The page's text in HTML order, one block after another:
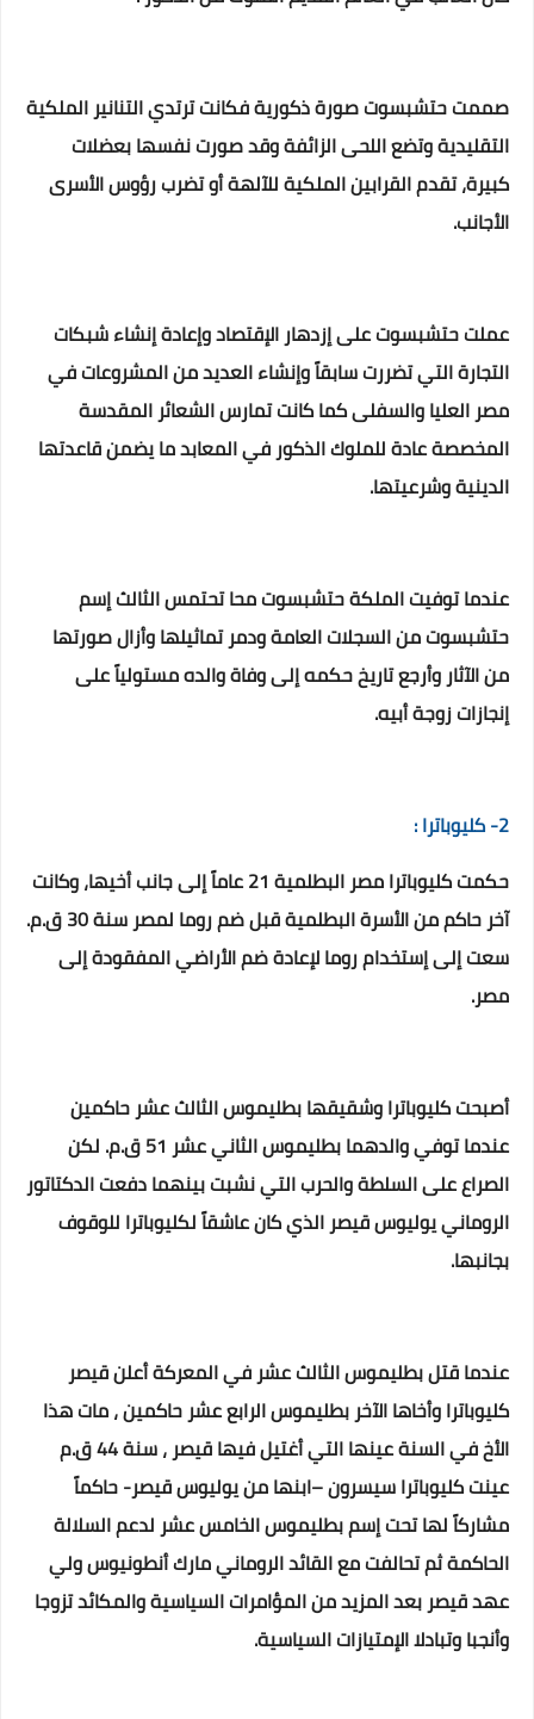
صممت حتشبسوت صورة ذكورية فكانت ترتدي التنانير الملكية
التقليدية وتضع اللحى الزائفة وقد صورت نفسها بعضلات
كبيرة، تقدم القرابين الملكية للآلهة أو تضرب رؤوس الأسرى
الأجانب.
عملت حتشبسوت على إزدهار الإقتصاد وإعادة إنشاء شبكات
التجارة التي تضررت سابقاً وإنشاء العديد من المشروعات في
مصر العليا والسفلى كماكانت تمارس الشعائر المقدسة
المخصصة عادة للملوك الذكور في المعابد ما يضمن قاعدتها
الدينية وشرعيتها.
عندما توفيت الملكة حتشبسوت محا تحتمس الثالث إسم
حتشبسوت من السجلات العامة ودمر تماثيلها وأزال صورتها
من الآثار وأرجع تاريخ حكمه إلى وفاة والده مستولياً على
إنجازات زوجة أبيه.
2- كليوباترا :
حكمت كليوباترا مصر البطلمية 21 عاماً إلى جانب أخيها، وكانت
آخر حاكم من الأسرة البطلمية قبل ضم روما لمصر سنة 30 ق.م.
سعت إلى إستخدام روما لإعادة ضم الأراضي المفقودة إلى
مصر.
أصبحت كليوباترا وشقيقها بطليموس الثالث عشر حاكمين
عندما توفي والدهما بطليموس الثاني عشر 51 ق.م. لكن
الصراع على السلطة والحرب التي نشبت بينهما دفعت الدكتاتور
الروماني يوليوس قيصر الذي كان عاشقاً لكليوباترا للوقوف
بجانبها.
عندما قتل بطليموس الثالث عشر في المعركة أعلن قيصر
كليوباترا وأخاها الآخر بطليموس الرابع عشر حاكمين ، مات هذا
الأخ في السنة عينها التي أغتيل فيها قيصر ، سنة 44 ق.م
عينت كليوباترا سيسرون –ابنها من يوليوس قيصر- حاكماً
مشاركاً لها تحت إسم بطليموس الخامس عشر لدعم السلالة
الحاكمة ثم تحالفت مع القائد الروماني مارك أنطونيوس ولي
عهد قيصر بعد المزيد من المؤامرات السياسية والمكائد تزوجا
وأنجبا وتبادلا الإمتيازات السياسية.